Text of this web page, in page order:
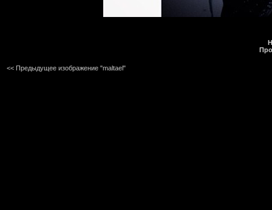
<< Предыдущее изображение "maltael"